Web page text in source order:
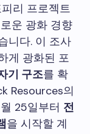
리 프로젝트
운 광화 경향
니다. 이 조사
게 광화된 포
기 구조를 확
Resources의
25일부터 전
을 시작할 계